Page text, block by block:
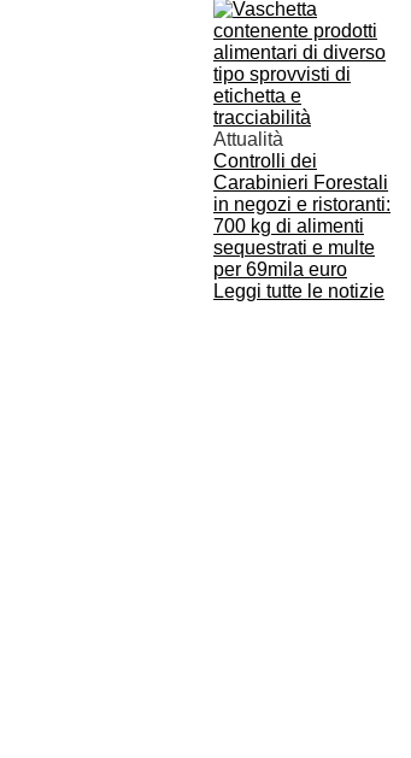
Attualità
Controlli dei
Carabinieri Forestali
in negozi e ristoranti:
700 kg di alimenti
sequestrati e multe
per 69mila euro
Leggi tutte le notizie